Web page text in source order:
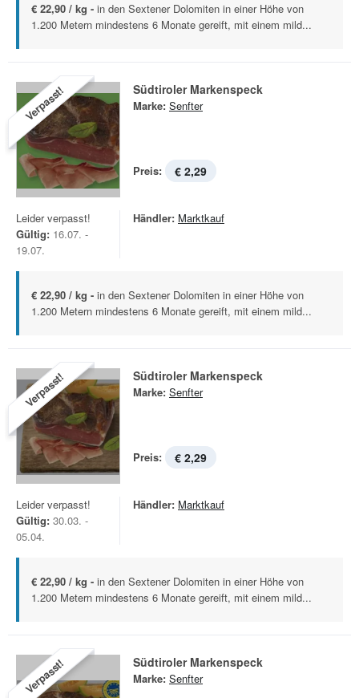
€ 22,90 / kg - in den Sextener Dolomiten in einer Höhe von
1.200 Metern mindestens 6 Monate gereift, mit einem mild...
Verpasst! Südtiroler Markenspeck
Marke: Senfter
Preis: € 2,29
Leider verpasst!
Gültig: 16.07. -
19.07.
Händler: Marktkauf
€ 22,90 / kg - in den Sextener Dolomiten in einer Höhe von
1.200 Metern mindestens 6 Monate gereift, mit einem mild...
Verpasst! Südtiroler Markenspeck
Marke: Senfter
Preis: € 2,29
Leider verpasst!
Gültig: 30.03. -
05.04.
Händler: Marktkauf
€ 22,90 / kg - in den Sextener Dolomiten in einer Höhe von
1.200 Metern mindestens 6 Monate gereift, mit einem mild...
Verpasst! Südtiroler Markenspeck
Marke: Senfter